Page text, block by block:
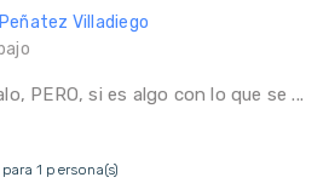
Villadiego
PERO, si es algo con lo que se ...
1 persona(s)